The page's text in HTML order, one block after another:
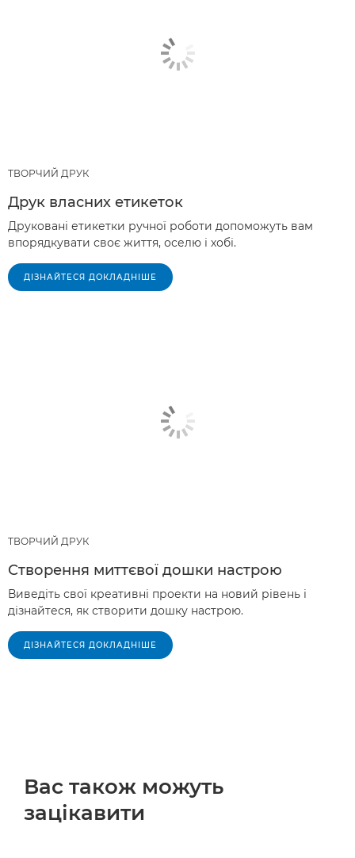
ТВОРЧИЙ ДРУК
Друк власних етикеток
Друковані етикетки ручної роботи допоможуть вам
впорядкувати своє життя, оселю і хобі.
ДІЗНАЙТЕСЯ ДОКЛАДНІШЕ
ТВОРЧИЙ ДРУК
Створення миттєвої дошки настрою
Виведіть свої креативні проекти на новий рівень і
дізнайтеся, як створити дошку настрою.
ДІЗНАЙТЕСЯ ДОКЛАДНІШЕ
Вас також можуть
зацікавити